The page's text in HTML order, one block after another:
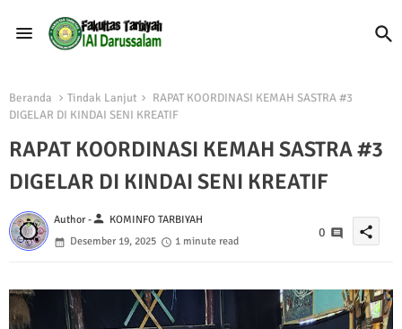
Beranda Tindak Lanjut
RAPAT KOORDINASI KEMAH SASTRA #3
DIGELAR DI KINDAI SENI KREATIF
RAPAT KOORDINASI KEMAH SASTRA #3
DIGELAR DI KINDAI SENI KREATIF
Author -person KOMINFO TARBIYAH
Desember 19, 2025
1 minute read
0 share